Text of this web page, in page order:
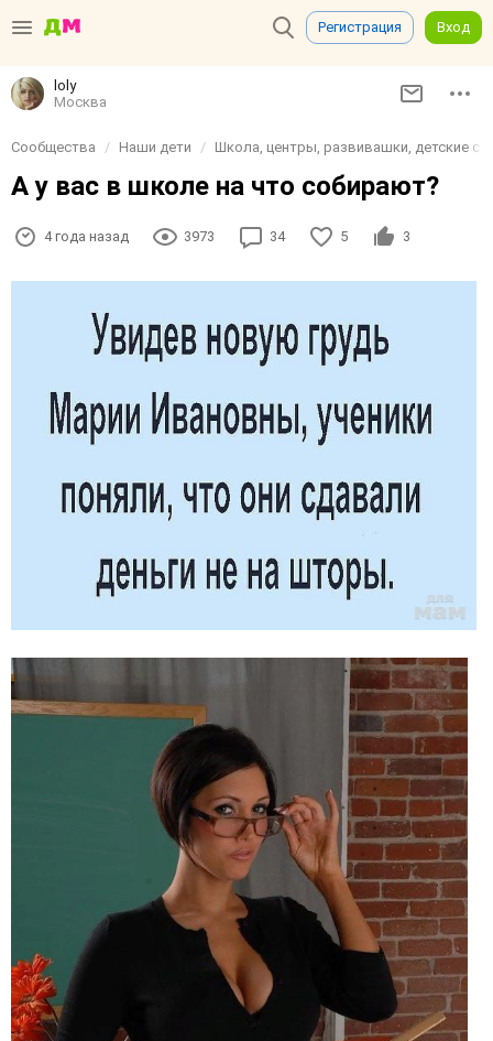
Регистрация Вход
loly
Москва
Сообщества Наши дети Школа, центры, развивашки, детские
А у вас в школе на что собирают?
4 года назад 3973 34 5 3